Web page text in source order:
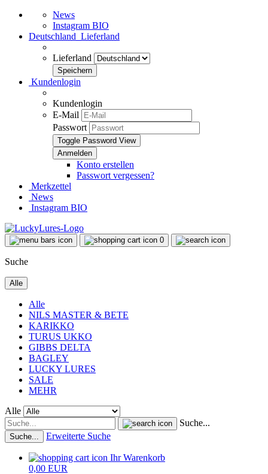
News
Instagram BIO
Deutschland Lieferland
Lieferland
Kundenlogin
Kundenlogin
E-Mail
Passwort
Toggle Password View
Konto erstellen
Passwort vergessen?
Merkzettel
News
Instagram BIO
0
Suche
Alle
Alle
NILS MASTER & BETE
KARIKKO
TURUS UKKO
GIBBS DELTA
BAGLEY
LUCKY LURES
SALE
MEHR
Alle
Suche...
Suche... Erweiterte Suche
Ihr Warenkorb
0,00 EUR